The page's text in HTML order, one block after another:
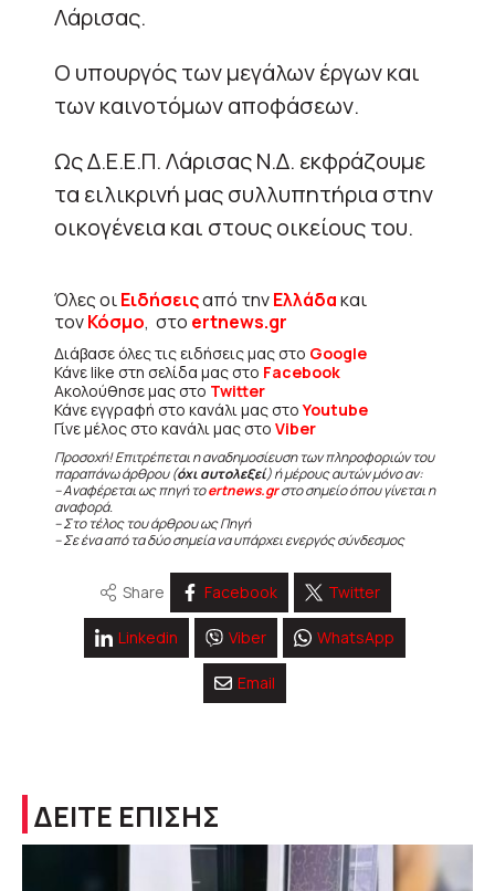
Λάρισας.
Ο υπουργός των μεγάλων έργων και
των καινοτόμων αποφάσεων.
Ως Δ.Ε.Ε.Π. Λάρισας Ν.Δ. εκφράζουμε
τα ειλικρινή μας συλλυπητήρια στην
οικογένεια και στους οικείους του.
Όλες οιΕιδήσειςαπό τηνΕλλάδακαι
τονΚόσμο, στο ertnews.gr
Διάβασε όλες τις ειδήσεις μας στο Google
Κάνε like στη σελίδα μας στο Facebook
Ακολούθησε μας στο Twitter
Κάνε εγγραφή στο κανάλι μας στοYoutube
Γίνε μέλος στο κανάλι μας στο Viber
Προσοχή! Επιτρέπεται η αναδημοσίευση των πληροφοριών του
παραπάνω άρθρου (όχι αυτολεξεί) ή μέρους αυτών μόνο αν:
– Αναφέρεται ως πηγή τοertnews.grστο σημείο όπου γίνεται η
αναφορά.
– Στο τέλος του άρθρου ως Πηγή
– Σε ένα από τα δύο σημεία να υπάρχει ενεργός σύνδεσμος
Share Facebook Twitter
Linkedin Viber WhatsApp
Email
ΔΕΙΤΕ ΕΠΙΣΗΣ